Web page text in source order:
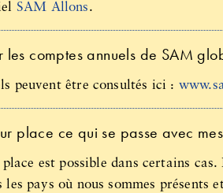
SAM Allons.
les comptes annuels de SAM
peuvent être consultés ici :
place ce qui se passe avec
est possible dans certains
pays où nous sommes présents